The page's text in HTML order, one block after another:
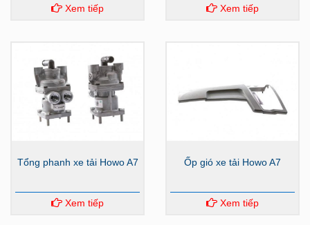
Xem tiếp Xem tiếp
Tổng phanh xe tải Howo A7
Xem tiếp
Ốp gió xe tải Howo A7
Xem tiếp